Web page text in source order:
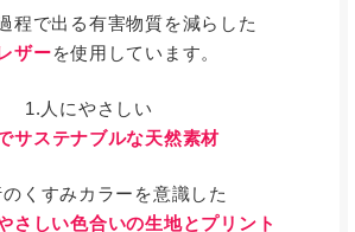
程で出る有害物質を減らした
ザーを使用しています。
1.人にやさしい
サステナブルな天然素材
くすみカラーを意識した
さしい色合いの生地とプリント